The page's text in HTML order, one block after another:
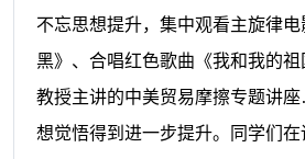
不忘思想提升，集中观看主旋律
黑》、合唱红色歌曲《我和我的
教授主讲的中美贸易摩擦专题讲座
想觉悟得到进一步提升。同学们